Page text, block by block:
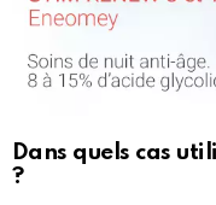
Dans quels cas
?